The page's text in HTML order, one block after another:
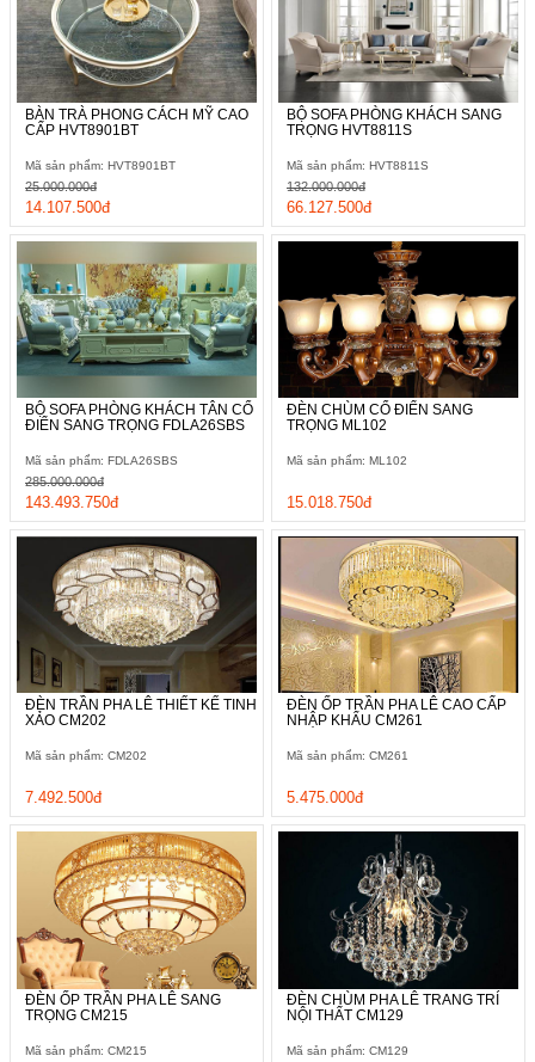
BÀN TRÀ PHONG CÁCH MỸ CAO
CẤP HVT8901BT
Mã sản phẩm: HVT8901BT
14.107.500đ
25.000.000đ
BỘ SOFA PHÒNG KHÁCH SANG
TRỌNG HVT8811S
Mã sản phẩm: HVT8811S
66.127.500đ
132.000.000đ
BỘ SOFA PHÒNG KHÁCH TÂN CỔ
ĐIỂN SANG TRỌNG FDLA26SBS
Mã sản phẩm: FDLA26SBS
143.493.750đ
285.000.000đ
ĐÈN CHÙM CỔ ĐIỂN SANG
TRỌNG ML102
Mã sản phẩm: ML102
15.018.750đ
ĐÈN TRẦN PHA LÊ THIẾT KẾ TINH
XẢO CM202
Mã sản phẩm: CM202
7.492.500đ
ĐÈN ỐP TRẦN PHA LÊ CAO CẤP
NHẬP KHẨU CM261
Mã sản phẩm: CM261
5.475.000đ
ĐÈN ỐP TRẦN PHA LÊ SANG
TRỌNG CM215
Mã sản phẩm: CM215
ĐÈN CHÙM PHA LÊ TRANG TRÍ
NỘI THẤT CM129
Mã sản phẩm: CM129